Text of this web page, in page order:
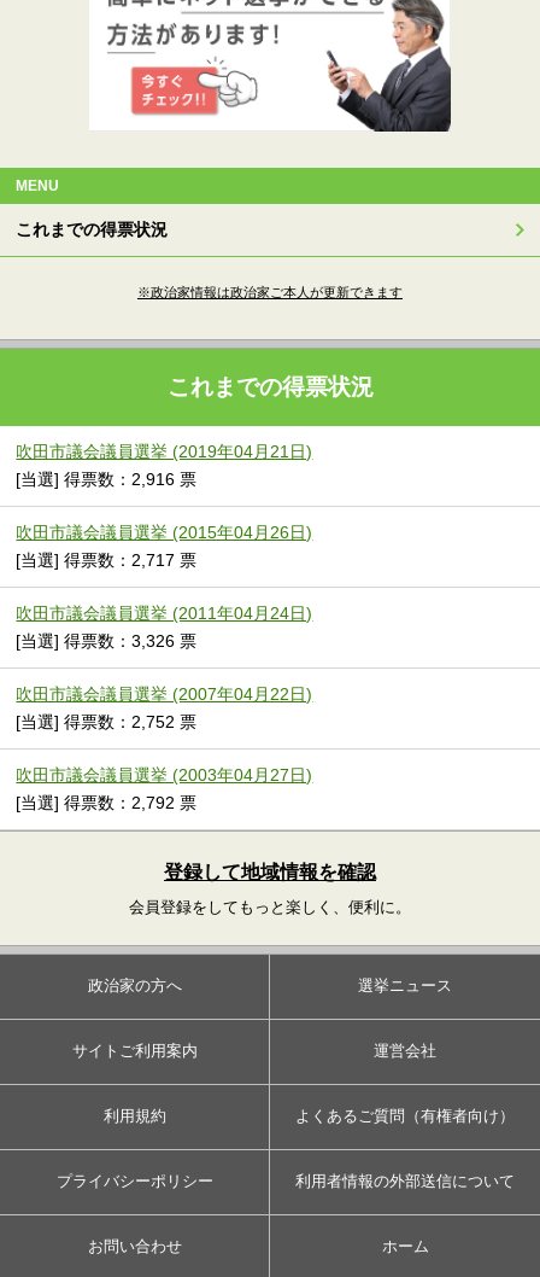
MENU
これまでの得票状況
※政治家情報は政治家ご本人が更新できます
これまでの得票状況
吹田市議会議員選挙 (2019年04月21日)
[当選] 得票数：2,916 票
吹田市議会議員選挙 (2015年04月26日)
[当選] 得票数：2,717 票
吹田市議会議員選挙 (2011年04月24日)
[当選] 得票数：3,326 票
吹田市議会議員選挙 (2007年04月22日)
[当選] 得票数：2,752 票
吹田市議会議員選挙 (2003年04月27日)
[当選] 得票数：2,792 票
登録して地域情報を確認
会員登録をしてもっと楽しく、便利に。
政治家の方へ 選挙ニュース
サイトご利用案内 運営会社
利用規約 よくあるご質問（有権者向け）
プライバシーポリシー 利用者情報の外部送信について
お問い合わせ ホーム